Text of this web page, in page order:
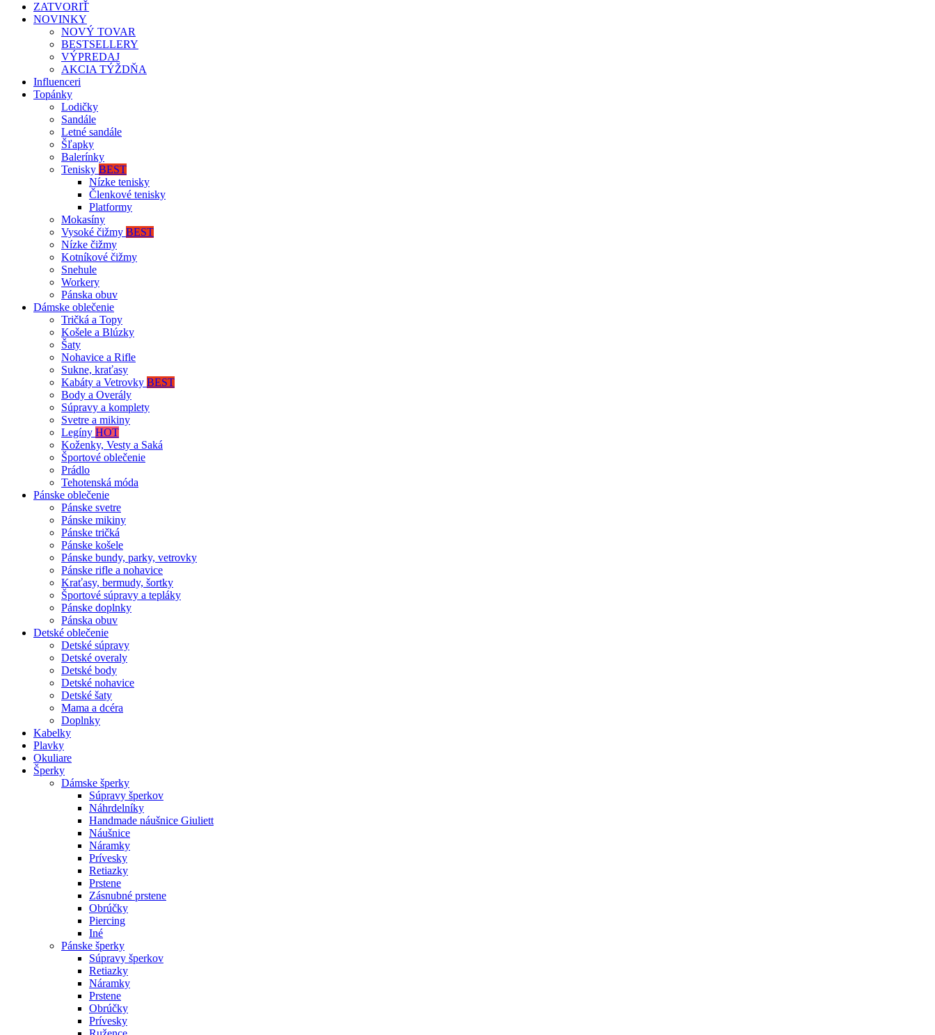
ZATVORIŤ
NOVINKY
NOVÝ TOVAR
BESTSELLERY
VÝPREDAJ
AKCIA TÝŽDŇA
Influenceri
Topánky
Lodičky
Sandále
Letné sandále
Šľapky
Balerínky
Tenisky BEST
Nízke tenisky
Členkové tenisky
Platformy
Mokasíny
Vysoké čižmy BEST
Nízke čižmy
Kotníkové čižmy
Snehule
Workery
Pánska obuv
Dámske oblečenie
Tričká a Topy
Košele a Blúzky
Šaty
Nohavice a Rifle
Sukne, kraťasy
Kabáty a Vetrovky BEST
Body a Overály
Súpravy a komplety
Svetre a mikiny
Legíny HOT
Koženky, Vesty a Saká
Športové oblečenie
Prádlo
Tehotenská móda
Pánske oblečenie
Pánske svetre
Pánske mikiny
Pánske tričká
Pánske košele
Pánske bundy, parky, vetrovky
Pánske rifle a nohavice
Kraťasy, bermudy, šortky
Športové súpravy a tepláky
Pánske doplnky
Pánska obuv
Detské oblečenie
Detské súpravy
Detské overaly
Detské body
Detské nohavice
Detské šaty
Mama a dcéra
Doplnky
Kabelky
Plavky
Okuliare
Šperky
Dámske šperky
Súpravy šperkov
Náhrdelníky
Handmade náušnice Giuliett
Náušnice
Náramky
Prívesky
Retiazky
Prstene
Zásnubné prstene
Obrúčky
Piercing
Iné
Pánske šperky
Súpravy šperkov
Retiazky
Náramky
Prstene
Obrúčky
Prívesky